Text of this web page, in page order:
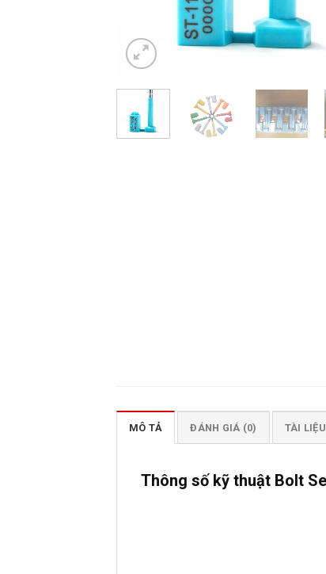
MÔ TẢ ĐÁNH GIÁ (0) TÀI
Thông số kỹ thuật Bolt